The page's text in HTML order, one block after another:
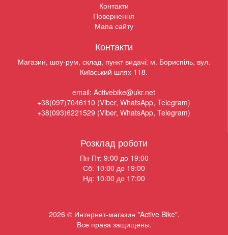
Контакти
Повернення
Мапа сайту
Контакти
Магазин, шоу-рум, склад, пункт видачі: м. Бориспіль, вул.
Київський шлях 118.
email: Activebike@ukr.net
+38(097)7046110 (Viber, WhatsApp, Telegram)
+38(093)6221529 (Viber, WhatsApp, Telegram)
Розклад роботи
Пн-Пт: 9:00 до 19:00
Сб: 10:00 до 19:00
Нд: 10:00 до 17:00
2026 © Интернет-магазин "Active Bike".
Все права защищены.